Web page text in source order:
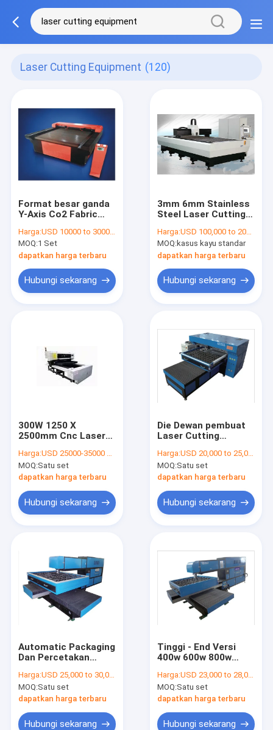
Laser Cutting Equipment (120)
Format besar ganda
Y-Axis Co2 Fabric
Machine Untuk
Rumah Tekstil
Harga:USD 10000 to 30000 per set
MOQ:1 Set
dapatkan harga terbaru
Hubungi sekarang
3mm 6mm Stainless
Steel Laser Cutting
Untuk Kerajinan
Hadiah / Tube
Fittings
Harga:USD 100,000 to 200,000 per set
MOQ:kasus kayu standar
dapatkan harga terbaru
Hubungi sekarang
300W 1250 X
2500mm Cnc Laser
21mm Plywood
Harga:USD 25000-35000 Per Whole Set
MOQ:Satu set
dapatkan harga terbaru
Hubungi sekarang
Die Dewan pembuat
Laser Cutting
Pneumatic belat Dan
Atas Piring Bergulir
Perangkat
Harga:USD 20,000 to 25,000 per set
MOQ:Satu set
dapatkan harga terbaru
Hubungi sekarang
Automatic Packaging
Dan Percetakan
Untuk Die pembuat
Dewan
Harga:USD 25,000 to 30,000 per set
MOQ:Satu set
dapatkan harga terbaru
Hubungi sekarang
Tinggi - End Versi
400w 600w 800w
Untuk Die pembuat
Dewan
Harga:USD 23,000 to 28,000 per set
MOQ:Satu set
dapatkan harga terbaru
Hubungi sekarang